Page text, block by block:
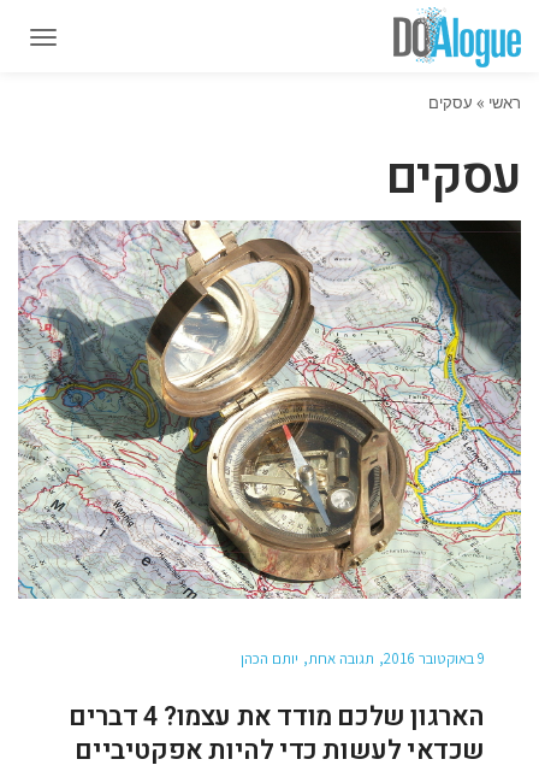
ראשי » עסקים
עסקים
9 באוקטובר 2016 תגובה אחת יותם הכהן
הארגון שלכם מודד את עצמו? 4 דברים
שכדאי לעשות כדי להיות אפקטיביים